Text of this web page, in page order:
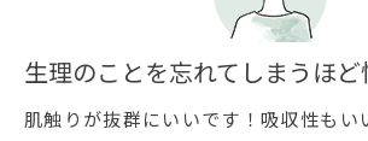
生理のことを忘れてしまうほど
肌触りが抜群にいいです！吸収性もい